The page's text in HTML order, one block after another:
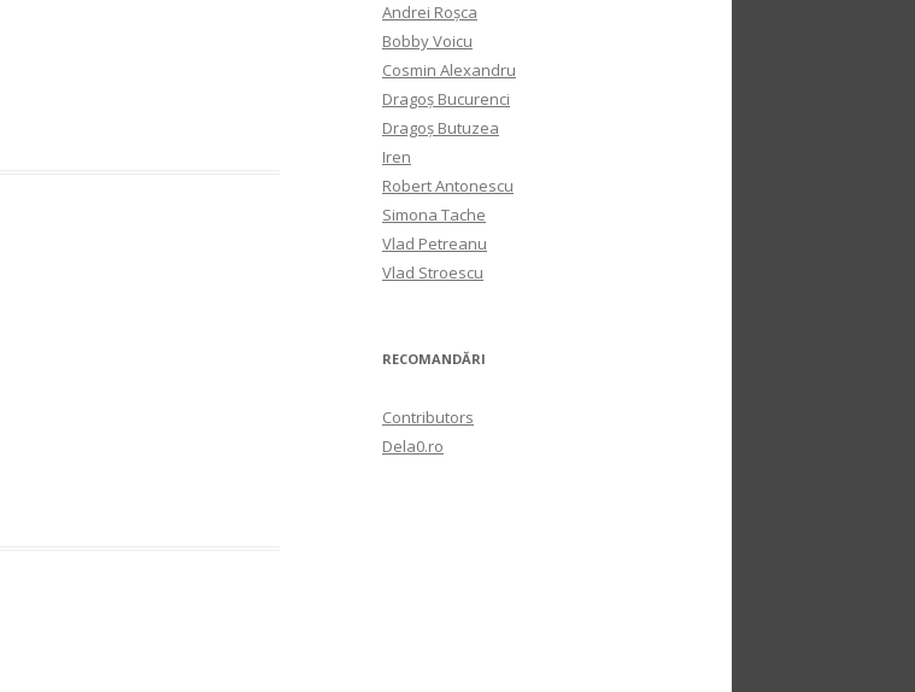
Andrei Roșca
Bobby Voicu
Cosmin Alexandru
Dragoș Bucurenci
Dragoș Butuzea
Iren
Robert Antonescu
Simona Tache
Vlad Petreanu
Vlad Stroescu
RECOMANDĂRI
Contributors
Dela0.ro